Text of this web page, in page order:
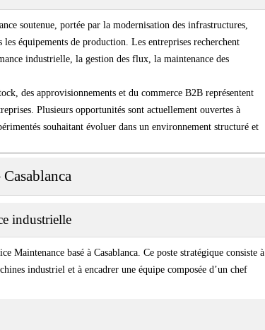
soutenue, portée par la modernisation des infrastructures,
équipements de production. Les entreprises recherchent
industrielle, la gestion des flux, la maintenance des
des approvisionnements et du commerce B2B représentent
Plusieurs opportunités sont actuellement ouvertes à
souhaitant évoluer dans un environnement structuré et
industrielle
Maintenance basé à Casablanca. Ce poste stratégique consiste à
industriel et à encadrer une équipe composée d’un chef